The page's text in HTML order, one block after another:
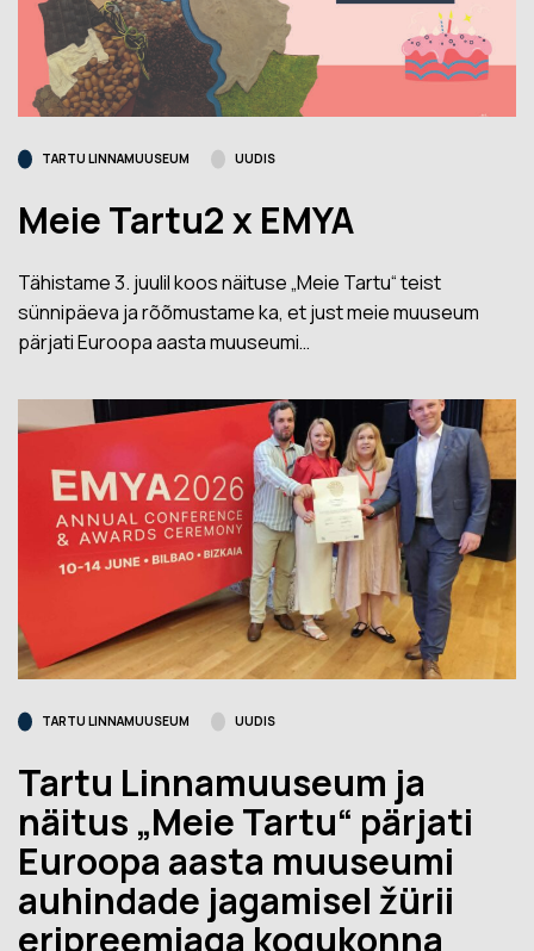
TARTU LINNAMUUSEUM UUDIS
Meie Tartu2 x EMYA
Tähistame 3. juulil koos näituse „Meie Tartu“ teist
sünnipäeva ja rõõmustame ka, et just meie muuseum
pärjati Euroopa aasta muuseumi…
TARTU LINNAMUUSEUM UUDIS
Tartu Linnamuuseum ja
näitus „Meie Tartu“ pärjati
Euroopa aasta muuseumi
auhindade jagamisel žürii
eripreemiaga kogukonna